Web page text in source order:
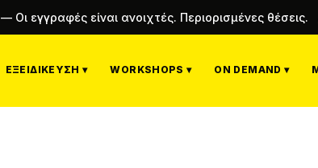
— Οι εγγραφές είναι ανοιχτές. Περιορισμένες θέσεις.
ΕΞΕΙΔΊΚΕΥΣΗ ▾ WORKSHOPS ▾ ON DEMAND ▾